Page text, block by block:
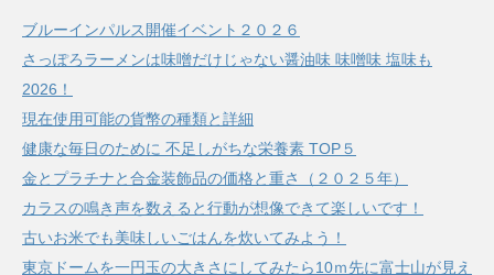
ブルーインパルス開催イベント２０２６
さっぽろラーメンは味噌だけじゃない醤油味 味噌味 塩味も
2026！
現在使用可能の貨幣の種類と詳細
健康な毎日のために 不足しがちな栄養素 TOP５
金とプラチナと合金装飾品の価格と重さ（２０２５年）
カラスの鳴き声を数えると行動が想像できて楽しいです！
古いお米でも美味しいごはんを炊いてみよう！
東京ドームを一円玉の大きさにしてみたら10ｍ先に富士山が見え